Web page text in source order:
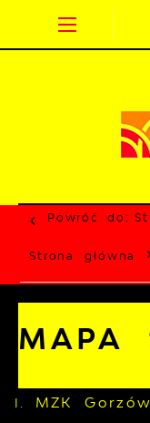
Przejdź do menu.
Przejdź do
Przejdź do treści.
Przejdź do
Wyłącz wersję
Powróć do:
Strona główna
MAPA
MZK Gorzów